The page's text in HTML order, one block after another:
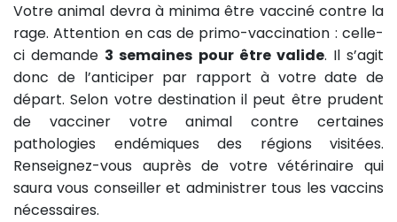
Votre animal devra à minima être vacciné contre la
rage. Attention en cas de primo-vaccination : celle-
ci demande 3 semaines pour être valide. Il s’agit
donc de l’anticiper par rapport à votre date de
départ. Selon votre destination il peut être prudent
de vacciner votre animal contre certaines
pathologies endémiques des régions visitées.
Renseignez-vous auprès de votre vétérinaire qui
saura vous conseiller et administrer tous les vaccins
nécessaires.